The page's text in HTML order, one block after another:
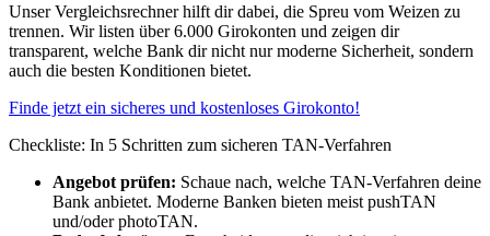
Unser Vergleichsrechner hilft dir dabei, die Spreu vom Weizen zu
trennen. Wir listen über 6.000 Girokonten und zeigen dir
transparent, welche Bank dir nicht nur moderne Sicherheit, sondern
auch die besten Konditionen bietet.
Finde jetzt ein sicheres und kostenloses Girokonto!
Checkliste: In 5 Schritten zum sicheren TAN-Verfahren
Angebot prüfen: Schaue nach, welche TAN-Verfahren deine
Bank anbietet. Moderne Banken bieten meist pushTAN
und/oder photoTAN.